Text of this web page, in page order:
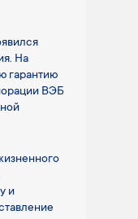
На
гарантию
ВЭБ
и